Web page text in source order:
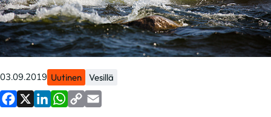
03.09.2019 Uutinen Vesillä